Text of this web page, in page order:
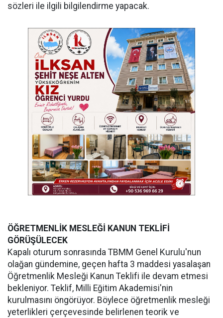
sözleri ile ilgili bilgilendirme yapacak.
ÖĞRETMENLİK MESLEĞİ KANUN TEKLİFİ
GÖRÜŞÜLECEK
Kapalı oturum sonrasında TBMM Genel Kurulu'nun
olağan gündemine, geçen hafta 3 maddesi yasalaşan
Öğretmenlik Mesleği Kanun Teklifi ile devam etmesi
bekleniyor. Teklif, Milli Eğitim Akademisi'nin
kurulmasını öngörüyor. Böylece öğretmenlik mesleği
yeterlikleri çerçevesinde belirlenen teorik ve